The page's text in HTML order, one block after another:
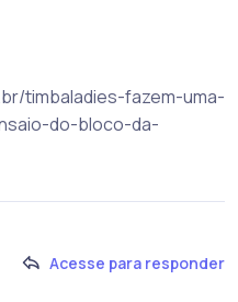
timbaladies-fazem-uma-
do-bloco-da-
Acesse para responder